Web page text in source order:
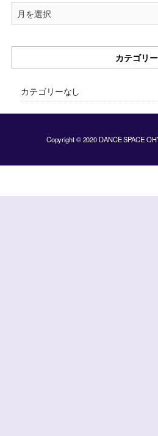
ア
ー
ブ
カテゴリー
カテゴリーなし
Copyright © 2020 DANCE SPACE